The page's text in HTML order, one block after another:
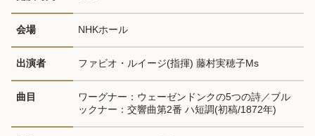
会場 NHKホール
出演者 ファビオ・ルイージ(指揮) 藤村実穂子Ms
曲目
ワーグナー：ウェーゼンドンクの5つの詩／ブル
ックナー：交響曲第2番 ハ短調(初稿/1872年)